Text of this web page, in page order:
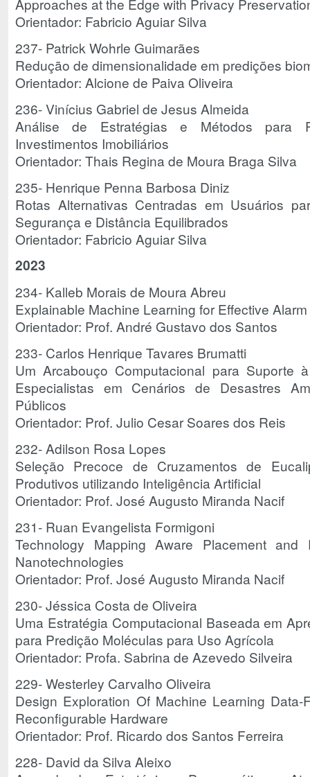
Approaches at the Edge with Privacy
Orientador: Fabricio Aguiar Silva
237- Patrick Wohrle Guimarães
Redução de dimensionalidade em predições
Orientador: Alcione de Paiva Oliveira
236- Vinícius Gabriel de Jesus Almeida
Análise de Estratégias e Métodos para
Investimentos Imobiliários
Orientador: Thais Regina de Moura Braga Silva
235- Henrique Penna Barbosa Diniz
Rotas Alternativas Centradas em Usuários
Segurança e Distância Equilibrados
Orientador: Fabricio Aguiar Silva
2023
234- Kalleb Morais de Moura Abreu
Explainable Machine Learning for Effective
Orientador: Prof. André Gustavo dos Santos
233- Carlos Henrique Tavares Brumatti
Um Arcabouço Computacional para Suporte
Especialistas em Cenários de Desastres
Públicos
Orientador: Prof. Julio Cesar Soares dos Reis
232- Adilson Rosa Lopes
Seleção Precoce de Cruzamentos de
Produtivos utilizando Inteligência Artificial
Orientador: Prof. José Augusto Miranda Nacif
231- Ruan Evangelista Formigoni
Technology Mapping Aware Placement and
Nanotechnologies
Orientador: Prof. José Augusto Miranda Nacif
230- Jéssica Costa de Oliveira
Uma Estratégia Computacional Baseada em
para Predição Moléculas para Uso Agrícola
Orientador: Profa. Sabrina de Azevedo Silveira
229- Westerley Carvalho Oliveira
Design Exploration Of Machine Learning
Reconfigurable Hardware
Orientador: Prof. Ricardo dos Santos Ferreira
228- David da Silva Aleixo